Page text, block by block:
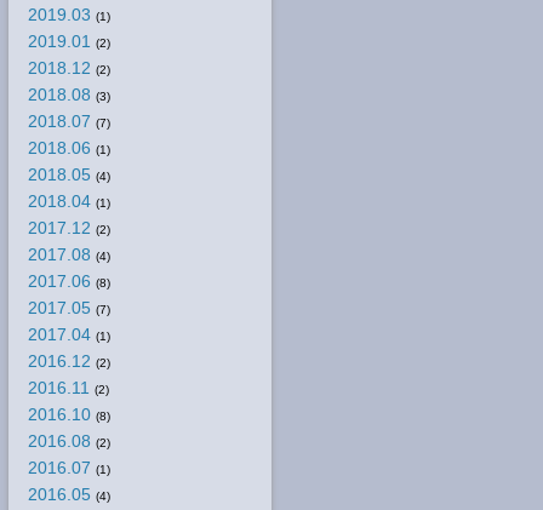
2019.03 (1)
2019.01 (2)
2018.12 (2)
2018.08 (3)
2018.07 (7)
2018.06 (1)
2018.05 (4)
2018.04 (1)
2017.12 (2)
2017.08 (4)
2017.06 (8)
2017.05 (7)
2017.04 (1)
2016.12 (2)
2016.11 (2)
2016.10 (8)
2016.08 (2)
2016.07 (1)
2016.05 (4)